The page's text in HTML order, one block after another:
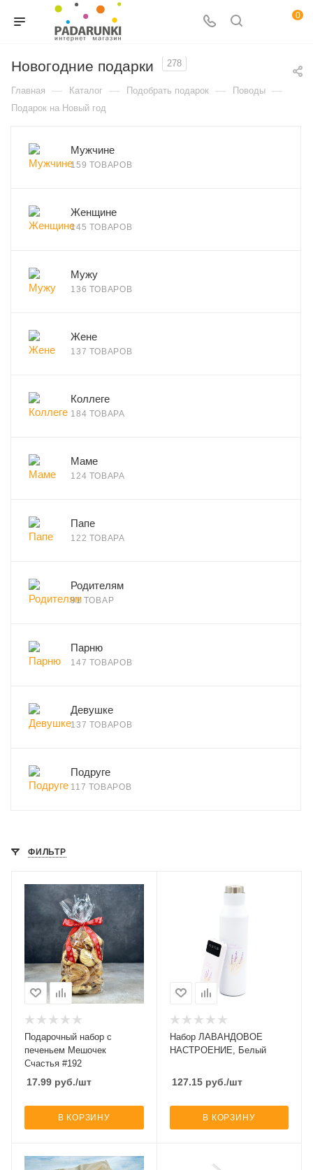
0
Новогодние подарки 278
Главная — Каталог — Подобрать подарок — Поводы —
Подарок на Новый год
Мужчине
159 ТОВАРОВ
Женщине
145 ТОВАРОВ
Мужу
136 ТОВАРОВ
Жене
137 ТОВАРОВ
Коллеге
184 ТОВАРА
Маме
124 ТОВАРА
Папе
122 ТОВАРА
Родителям
91 ТОВАР
Парню
147 ТОВАРОВ
Девушке
137 ТОВАРОВ
Подруге
117 ТОВАРОВ
ФИЛЬТР
Подарочный набор с
печеньем Мешочек
Счастья #192
17.99 руб./шт
В КОРЗИНУ
Набор ЛАВАНДОВОЕ
НАСТРОЕНИЕ, Белый
127.15руб./шт
В КОРЗИНУ